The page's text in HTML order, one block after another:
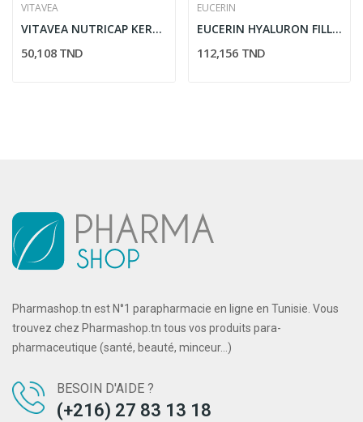
VITAVEA
VITAVEA NUTRICAP KERATINE VITALITE CHEVEUX 30...
50,108 TND
EUCERIN
EUCERIN HYALURON FILLER 3 EFFECT SOIN DE NUIT 50ML
112,156 TND
Pharmashop.tn est N°1 parapharmacie en ligne en Tunisie. Vous
trouvez chez Pharmashop.tn tous vos produits para-
pharmaceutique (santé, beauté, minceur...)
BESOIN D'AIDE ?
(+216) 27 83 13 18